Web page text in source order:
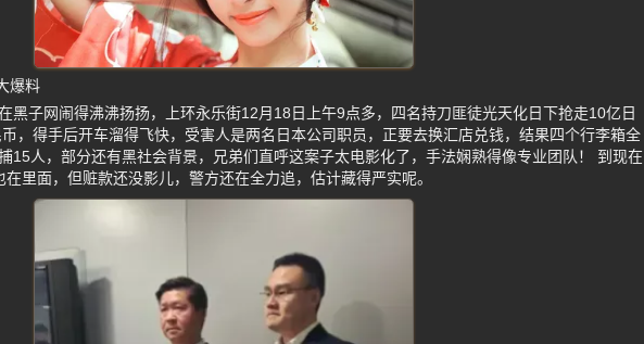
爆料
黑子网闹得沸沸扬扬，上环永乐街12月18日上午9点多，四名持刀匪徒光天化日下抢走10亿日
，得手后开车溜得飞快，受害人是两名日本公司职员，正要去换汇店兑钱，结果四个行李箱全
15人，部分还有黑社会背景，兄弟们直呼这案子太电影化了，手法娴熟得像专业团队！ 到现在
里面，但赃款还没影儿，警方还在全力追，估计藏得严实呢。